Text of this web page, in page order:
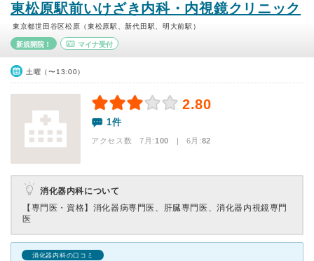
東松原駅前いけざき内科・内視鏡クリニック
東京都世田谷区松原（東松原駅、新代田駅、明大前駅）
新規開院！ マイナ受付
土曜（〜13:00）
2.80
1件
アクセス数 7月:100 | 6月:82
消化器内科について
【専門医・資格】 消化器病専門医、肝臓専門医、消化器内視鏡専門
医
消化器内科の口コミ